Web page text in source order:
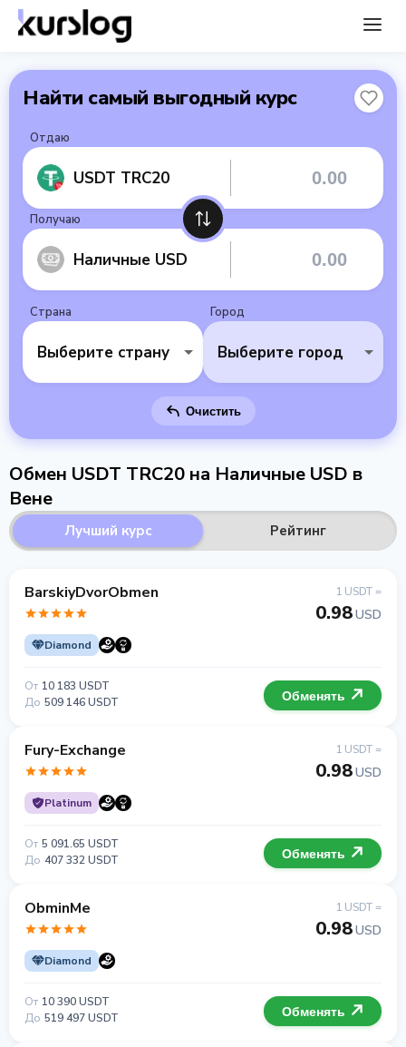
Найти самый выгодный курс
Отдаю
USDT TRC20
Получаю
Наличные USD
Страна
Выберите страну
Город
Выберите город
Очистить
Обмен USDT TRC20 на Наличные USD в
Вене
Лучший курс Рейтинг
BarskiyDvorObmen
Diamond
1 USDT =
0.98USD
От 10 183 USDT
До 509 146 USDT Обменять
Fury-Exchange
Platinum
1 USDT =
0.98USD
От 5 091.65 USDT
До 407 332 USDT Обменять
ObminMe
Diamond
1 USDT =
0.98USD
От 10 390 USDT
До 519 497 USDT Обменять